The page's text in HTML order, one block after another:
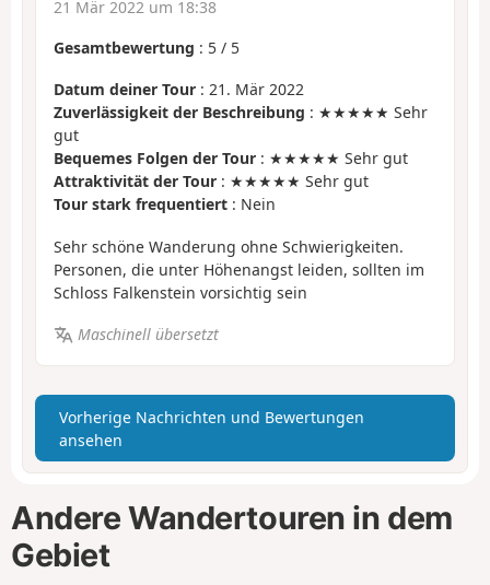
21 Mär 2022 um 18:38
Gesamtbewertung : 5 / 5
Datum deiner Tour : 21. Mär 2022
Zuverlässigkeit der Beschreibung : ★★★★★ Sehr
gut
Bequemes Folgen der Tour : ★★★★★ Sehr gut
Attraktivität der Tour : ★★★★★ Sehr gut
Tour stark frequentiert : Nein
Sehr schöne Wanderung ohne Schwierigkeiten.
Personen, die unter Höhenangst leiden, sollten im
Schloss Falkenstein vorsichtig sein
Maschinell übersetzt
Vorherige Nachrichten und Bewertungen
ansehen
Andere Wandertouren in dem
Gebiet